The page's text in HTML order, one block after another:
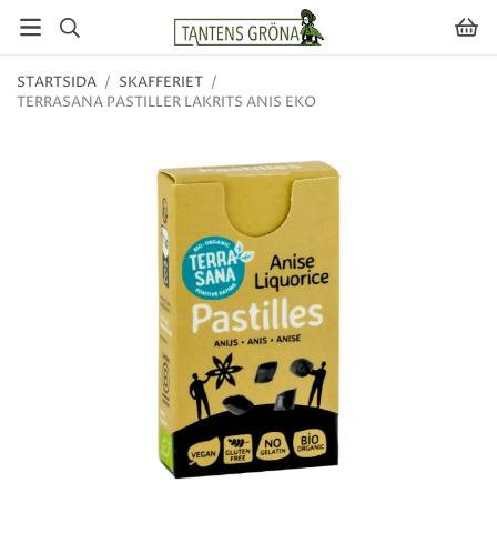
STARTSIDA / SKAFFERIET /
TERRASANA PASTILLER LAKRITS ANIS EKO